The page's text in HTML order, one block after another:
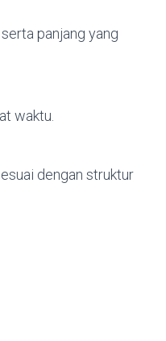
panjang yang
waktu.
dengan struktur